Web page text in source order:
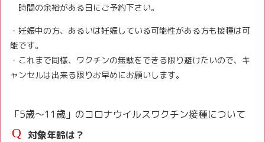
時間の余裕がある日にご予約下さい。
・妊娠中の方、あるいは妊娠している可能性がある方も接種は可
能です。
・これまで同様、ワクチンの無駄をできる限り避けたいので、キ
ャンセルは出来る限りお早めにお願いします。
「5歳～11歳」のコロナウイルスワクチン接種について
対象年齢は？